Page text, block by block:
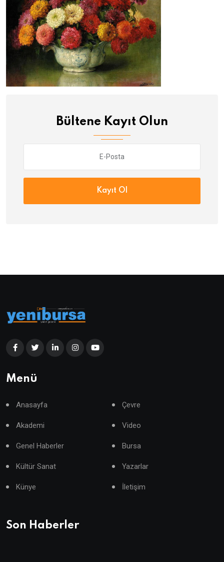
Bültene Kayıt Olun
Kayıt Ol
Menü
Anasayfa Çevre
Akademi Video
Genel Haberler Bursa
Kültür Sanat Yazarlar
Künye İletişim
Son Haberler